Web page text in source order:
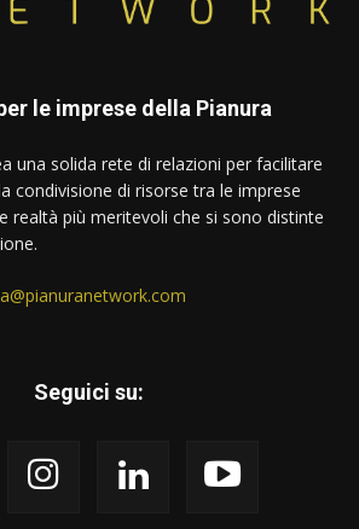
le imprese della Pianura
una solida rete di relazioni per facilitare
condivisione di risorse tra le imprese
realtà più meritevoli che si sono distinte
Seguici su: